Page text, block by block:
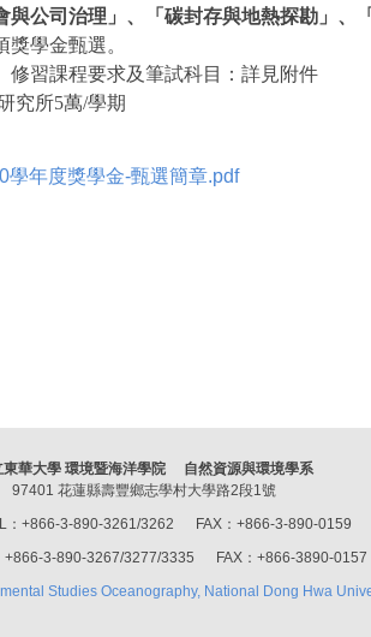
與公司治理」、「碳封存與地熱探勘」、
學金甄選。
修習課程要求及筆試科目：詳見附件
究所5萬/學期
學年度獎學金-甄選簡章.pdf
東華大學 環境暨海洋學院 自然資源與環境學系
97401 花蓮縣壽豐鄉志學村大學路2段1號
：+866-3-890-3261/3262 FAX：+866-3-890-0159
+866-3-890-3267/3277/3335 FAX：+866-3890-0157
Studies Oceanography, National Dong Hwa